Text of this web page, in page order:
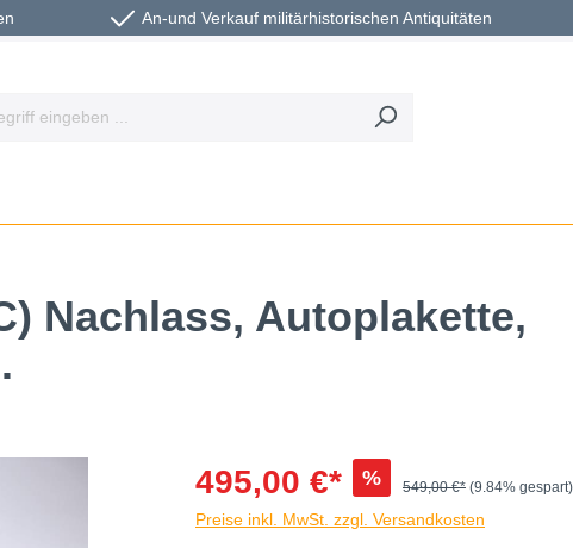
An-und Verkauf militärhistorischen Antiquitäten
Nachlass, Autoplakette,
495,00 €* % 549,00 €* (9.84% gespart)
Preise inkl. MwSt. zzgl. Versandkosten